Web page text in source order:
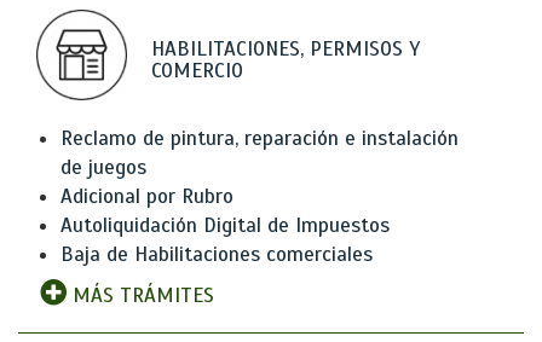
HABILITACIONES, PERMISOS Y
COMERCIO
Reclamo de pintura, reparación e instalación
de juegos
Adicional por Rubro
Autoliquidación Digital de Impuestos
Baja de Habilitaciones comerciales
MÁS TRÁMITES